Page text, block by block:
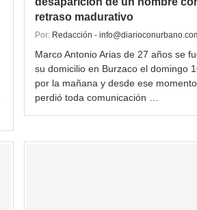
retraso madurativo
Por: Redacción -
Marco Antonio Arias de 27 años se
su domicilio en Burzaco el domingo
por la mañana y desde ese momento
perdió toda comunicación …